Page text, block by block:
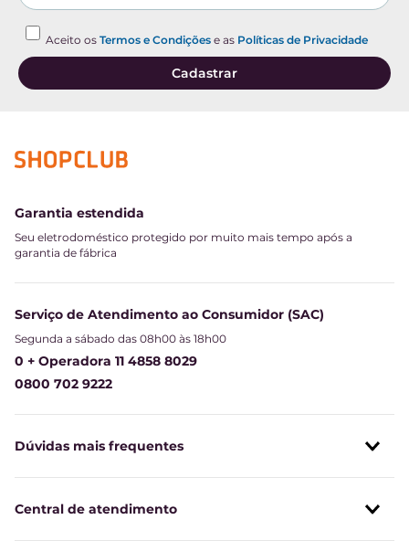
Aceito os Termos e Condições e as Políticas de Privacidade
Cadastrar
Garantia estendida
Seu eletrodoméstico protegido por muito mais tempo após a
garantia de fábrica
Serviço de Atendimento ao Consumidor (SAC)
Segunda a sábado das 08h00 às 18h00
0 + Operadora 11 4858 8029
0800 702 9222
Dúvidas mais frequentes
Central de atendimento